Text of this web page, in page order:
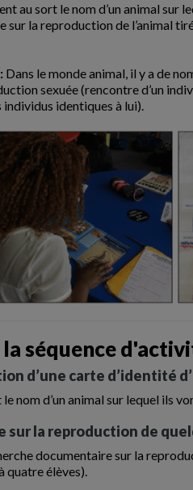
au sort le nom d’un animal sur
sur la reproduction de l’animal
Dans le monde animal, il y a de
sexuée (rencontre d’un
individus identiques à lui).
séquence
d’une carte d’identité
nom d’un animal sur lequel ils
sur la reproduction de
documentaire sur la
quatre élèves).